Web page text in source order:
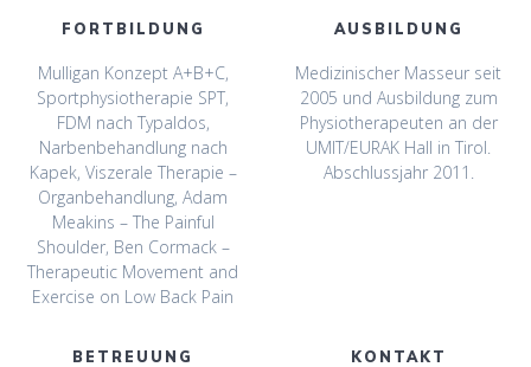
FORTBILDUNG
Mulligan Konzept A+B+C,
Sportphysiotherapie SPT,
FDM nach Typaldos,
Narbenbehandlung nach
Kapek, Viszerale Therapie –
Organbehandlung, Adam
Meakins – The Painful
Shoulder, Ben Cormack –
Therapeutic Movement and
Exercise on Low Back Pain
AUSBILDUNG
Medizinischer Masseur seit
2005 und Ausbildung zum
Physiotherapeuten an der
UMIT/EURAK Hall in Tirol.
Abschlussjahr 2011.
BETREUUNG KONTAKT